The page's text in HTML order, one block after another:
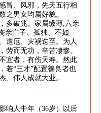
冒、风邪，先天五行相
之男女均属好貌。
多破兆。家属缘薄,六亲
亲亡子、孤独、不如
遭厄、灾祸迭至。为人
劳而无功，辛苦凄惨。
宜者，有伤天寿。然此
若“三才”配置善良者也
、伟人成就大业。
响人中年（36岁）以后